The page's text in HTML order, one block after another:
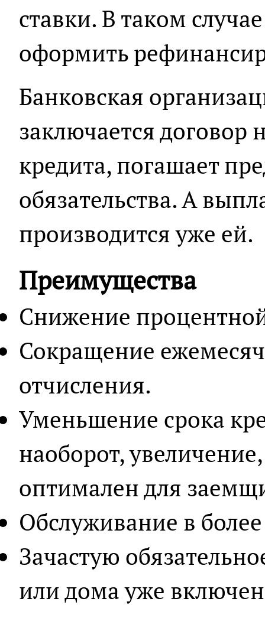
ставки. В таком
оформить
Банковская
заключается договор
кредита, погашает
обязательства. А
производится уже ей.
Преимущества
Снижение
Сокращение
отчисления.
Уменьшение срока
наоборот,
оптимален для
Обслуживание в
Зачастую
или дома уже